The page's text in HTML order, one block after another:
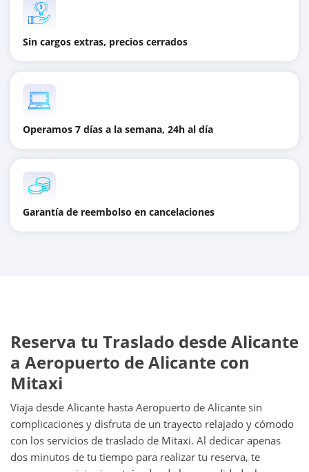
Sin cargos extras, precios cerrados
Operamos 7 días a la semana, 24h al día
Garantía de reembolso en cancelaciones
Reserva tu Traslado desde Alicante
a Aeropuerto de Alicante con
Mitaxi
Viaja desde Alicante hasta Aeropuerto de Alicante sin
complicaciones y disfruta de un trayecto relajado y cómodo
con los servicios de traslado de Mitaxi. Al dedicar apenas
dos minutos de tu tiempo para realizar tu reserva, te